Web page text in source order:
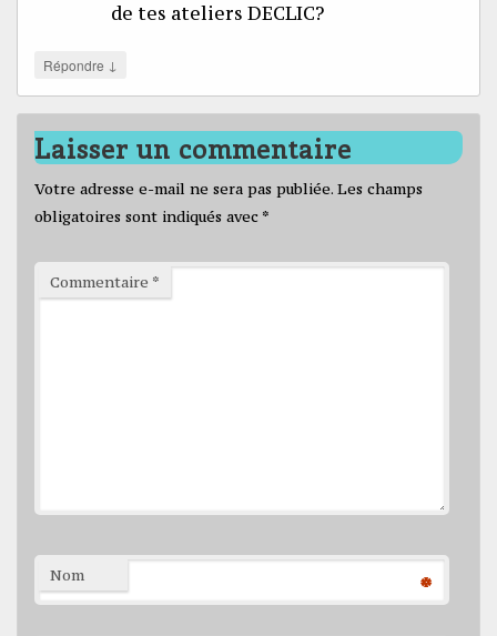
de tes ateliers DECLIC?
Répondre ↓
Laisser un commentaire
Votre adresse e-mail ne sera pas publiée. Les champs
obligatoires sont indiqués avec *
Commentaire *
Nom *